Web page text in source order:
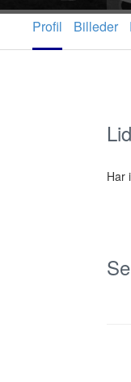
Profil Billeder
Har